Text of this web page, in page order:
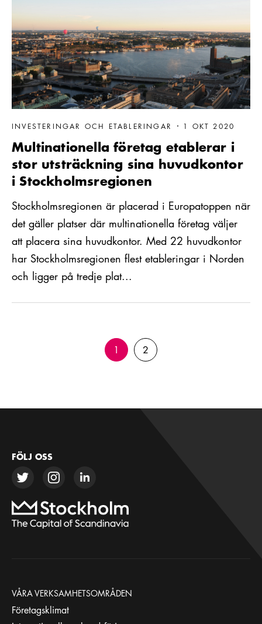
INVESTERINGAR OCH ETABLERINGAR 1 OKT 2020
Multinationella företag etablerar i
stor utsträckning sina huvudkontor
i Stockholmsregionen
Stockholmsregionen är placerad i Europatoppen när
det gäller platser där multinationella företag väljer
att placera sina huvudkontor. Med 22 huvudkontor
har Stockholmsregionen flest etableringar i Norden
och ligger på tredje plat...
1 2
FÖLJ OSS
VÅRA VERKSAMHETSOMRÅDEN
Företagsklimat